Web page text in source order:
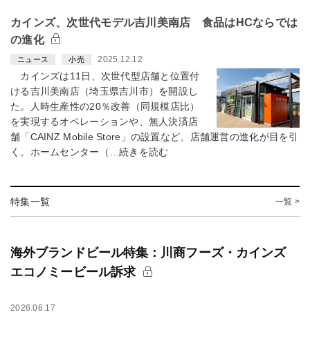
カインズ、次世代モデル吉川美南店 食品はHCならでは
の進化
ニュース 小売 2025.12.12
カインズは11日、次世代型店舗と位置付
ける吉川美南店（埼玉県吉川市）を開設し
た。人時生産性の20％改善（同規模店比）
を実現するオペレーションや、無人決済店
舗「CAINZ Mobile Store」の設置など、店舗運営の進化が目を引
く。ホームセンター（…続きを読む
特集一覧 一覧 >
海外ブランドビール特集：川商フーズ・カインズ
エコノミービール訴求
2026.06.17